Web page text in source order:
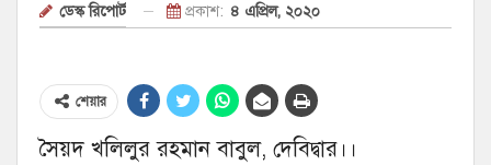
ডেস্ক রিপোর্ট প্রকাশ: ৪ এপ্রিল, ২০২০
শেয়ার
সৈয়দ খলিলুর রহমান বাবুল, দেবিদ্বার।।